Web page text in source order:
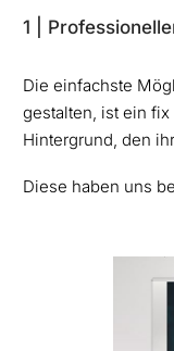
1 |
Die einfachste
gestalten, ist ein
Hintergrund, den
Diese haben uns